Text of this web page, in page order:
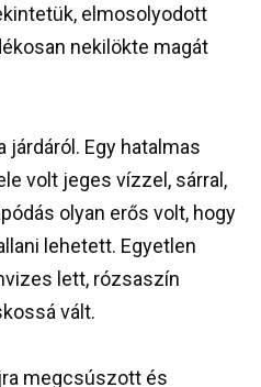
elmosolyodott
nekilökte magát
Egy hatalmas
volt jeges vízzel, sárral,
olyan erős volt, hogy
lehetett. Egyetlen
lett, rózsaszín
vált.
megcsúszott és